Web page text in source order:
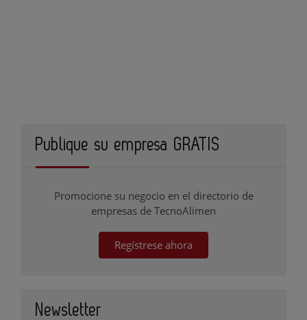
Publique su empresa GRATIS
Promocione su negocio en el directorio de
empresas de TecnoAlimen
Regístrese ahora
Newsletter